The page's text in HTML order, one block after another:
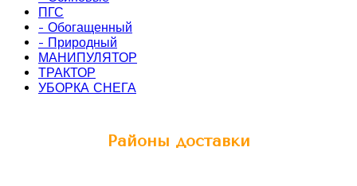
ПГС
- Обогащенный
- Природный
МАНИПУЛЯТОР
ТРАКТОР
УБОРКА СНЕГА
Районы доставки